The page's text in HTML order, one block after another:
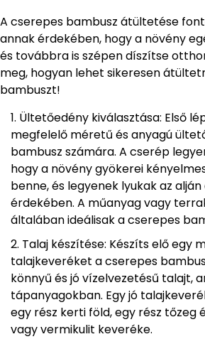
A cserepes bambusz átültetése
annak érdekében, hogy a növény
és továbbra is szépen díszítse
meg, hogyan lehet sikeresen
bambuszt!
Ültetőedény kiválasztása: Első
megfelelő méretű és anyagú
bambusz számára. A cserép
hogy a növény gyökerei
benne, és legyenek lyukak az
érdekében. A műanyag vagy
általában ideálisak a cserepes
Talaj készítése: Készíts elő egy
talajkeveréket a cserepes
könnyű és jó vízelvezetésű talajt,
tápanyagokban. Egy jó
egy rész kerti föld, egy rész tőzeg
vagy vermikulit keveréke.